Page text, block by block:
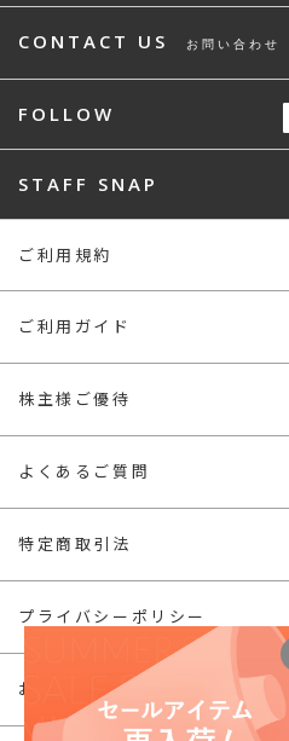
CONTACT US お問い合わせ
FOLLOW
STAFF SNAP
ご利用規約
ご利用ガイド
株主様ご優待
よくあるご質問
特定商取引法
プライバシーポリシー
お問い合わせ